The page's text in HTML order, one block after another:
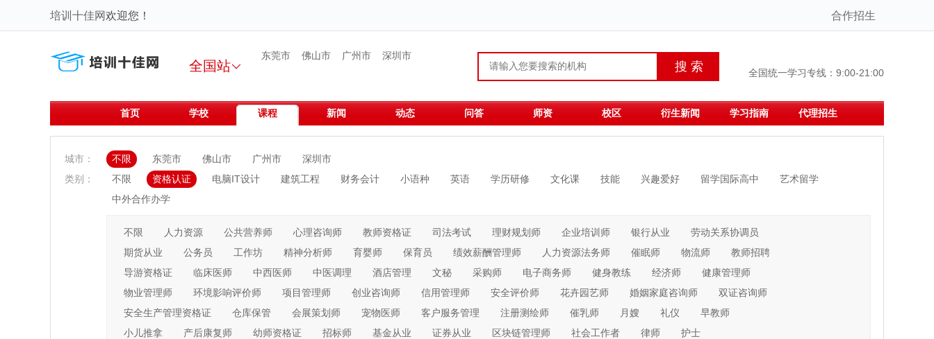
培训十佳网欢迎您！ 合作招生
全国站
东莞市 佛山市 广州市
深圳市
全国统一学习专线：9:00-21:00
首页 学校 课程 新闻 动态 问答 师资 校区 衍生新闻 学习指南 代理招生
城市： 不限 东莞市 佛山市 广州市
深圳市
类别：
不限 资格认证 电脑IT设计 建筑工程 财务会计 小语种 英语 学历研修 文化课 技能 兴趣爱好 留学国际高中
艺术留学
中外合作办学
不限 人力资源 公共营养师 心理咨询师 教师资格证 司法考试 理财规划师 企业培训师 银行从业
劳动关系协调员
期货从业
公务员 工作坊 精神分析师 育婴师 保育员 绩效薪酬管理师 人力资源法务师 催眠师 物流师
教师招聘
导游资格证
临床医师 中西医师 中医调理 酒店管理 文秘 采购师 电子商务师 健身教练 经济师
健康管理师
物业管理师
环境影响评价师 项目管理师 创业咨询师 信用管理师 安全评价师 花卉园艺师 婚姻家庭咨询师
双证咨询师
安全生产管理资格证
仓库保管 会展策划师 宠物医师 客户服务管理 注册测绘师 催乳师 月嫂 礼仪
早教师
小儿推拿
产后康复师 幼师资格证 招标师 基金从业 证券从业 区块链管理师 社会工作者 律师
护士